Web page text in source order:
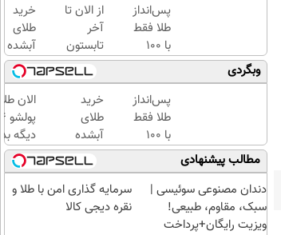
پس‌انداز
طلا فقط
با ۱۰۰
هزارتومان
(امن و
راحت)
از الان تا
آخر
تابستون
حداقل
12کیلو
چربی
میسوزونی
🧨
خرید
طلای
آبشده
حتی با
۱۰۰هزارتومان
وبگردی
پس‌انداز
طلا فقط
با ۱۰۰
هزارتومان
(امن و
راحت)
خرید
طلای
آبشده
حتی با
۱۰۰هزارتومان
الان
دیگه
طلا با
بی‌بهره
مطالب پیشنهادی
دندان مصنوعی سوئیسی |
سبک، مقاوم، طبیعی!
ویزیت رایگان+پرداخت
سرمایه گذاری امن با طلا و
نقره دیجی کالا